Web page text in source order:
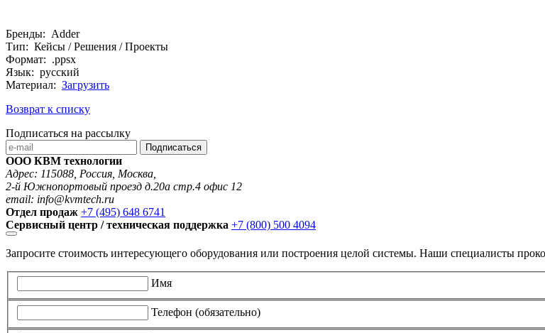
Бренды: Adder
Тип: Кейсы / Решения / Проекты
Формат: .ppsx
Язык: русский
Материал: Загрузить
Возврат к списку
Подписаться на рассылку
Подписаться
ООО КВМ технологии
Адрес: 115088, Россия, Москва,
2-й Южнопортовый проезд д.20а стр.4 офис 12
email: info@kvmtech.ru
Отдел продаж +7 (495) 648 6741
Сервисный центр / техническая поддержка +7 (800) 500 4094
Запросите стоимость интересующего оборудования или построения целой системы. Наши специалисты
Имя
Телефон (обязательно)